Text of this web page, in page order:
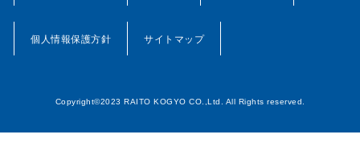
個人情報保護方針 サイトマップ
Copyright©2023 RAITO KOGYO CO.,Ltd. All Rights reserved.